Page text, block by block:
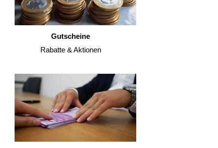
Gutscheine
Rabatte & Aktionen